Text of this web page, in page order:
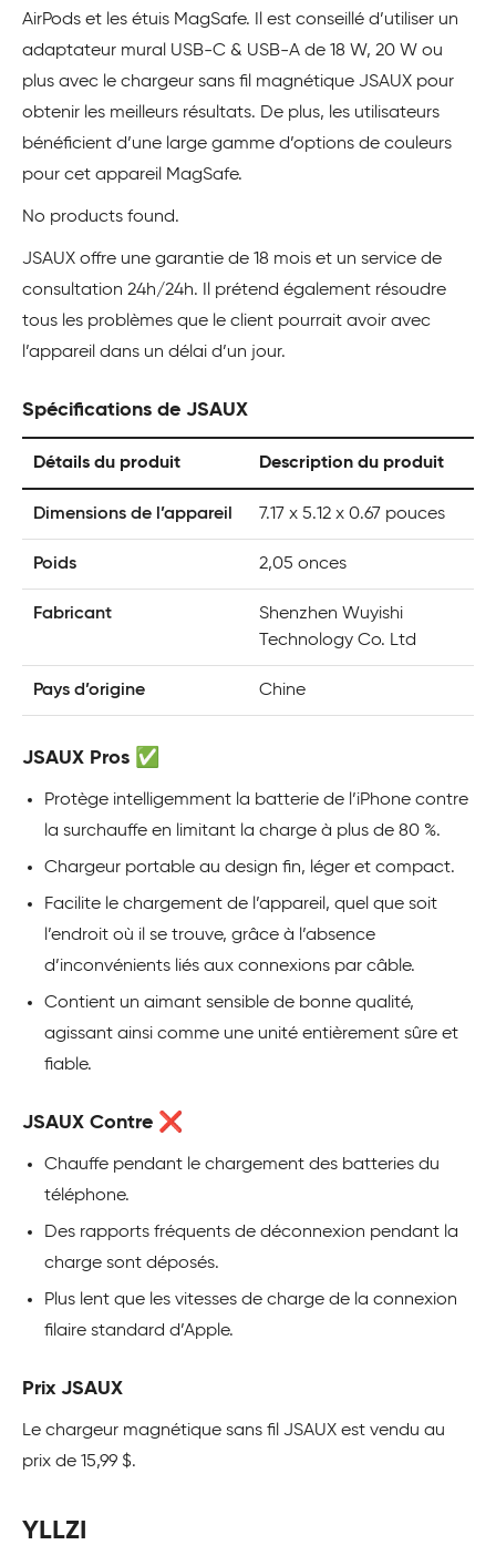
AirPods et les étuis MagSafe. Il est conseillé d’utiliser un
adaptateur mural USB-C & USB-A de 18 W, 20 W ou
plus avec le chargeur sans fil magnétique JSAUX pour
obtenir les meilleurs résultats. De plus, les utilisateurs
bénéficient d’une large gamme d’options de couleurs
pour cet appareil MagSafe.
No products found.
JSAUX offre une garantie de 18 mois et un service de
consultation 24h/24h. Il prétend également résoudre
tous les problèmes que le client pourrait avoir avec
l’appareil dans un délai d’un jour.
Spécifications de JSAUX
Détails du produit Description du produit
Dimensions de l’appareil 7.17 x 5.12 x 0.67 pouces
Poids 2,05 onces
Fabricant
Shenzhen Wuyishi
Technology Co. Ltd
Pays d’origine Chine
JSAUX Pros ✅
Protège intelligemment la batterie de l’iPhone contre
la surchauffe en limitant la charge à plus de 80 %.
Chargeur portable au design fin, léger et compact.
Facilite le chargement de l’appareil, quel que soit
l’endroit où il se trouve, grâce à l’absence
d’inconvénients liés aux connexions par câble.
Contient un aimant sensible de bonne qualité,
agissant ainsi comme une unité entièrement sûre et
fiable.
JSAUX Contre ❌
Chauffe pendant le chargement des batteries du
téléphone.
Des rapports fréquents de déconnexion pendant la
charge sont déposés.
Plus lent que les vitesses de charge de la connexion
filaire standard d’Apple.
Prix JSAUX
Le chargeur magnétique sans fil JSAUX est vendu au
prix de 15,99 $.
YLLZI